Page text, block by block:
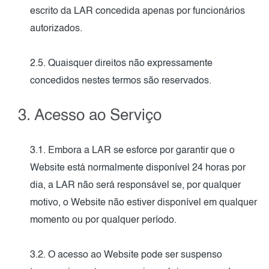
escrito da LAR concedida apenas por funcionários
autorizados.
2.5. Quaisquer direitos não expressamente
concedidos nestes termos são reservados.
3. Acesso ao Serviço
3.1. Embora a LAR se esforce por garantir que o
Website está normalmente disponível 24 horas por
dia, a LAR não será responsável se, por qualquer
motivo, o Website não estiver disponível em qualquer
momento ou por qualquer período.
3.2. O acesso ao Website pode ser suspenso